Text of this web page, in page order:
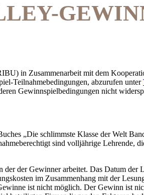
in Zusammenarbeit mit dem
Teilnahmebedingungen, abzurufen unter
Gewinnspielbedingungen nicht
„Die schlimmste Klasse der Welt
sind volljährige Lehrende,
der Gewinner arbeitet. Das Datum der
im Zusammenhang mit der
ist nicht möglich. Der Gewinn ist